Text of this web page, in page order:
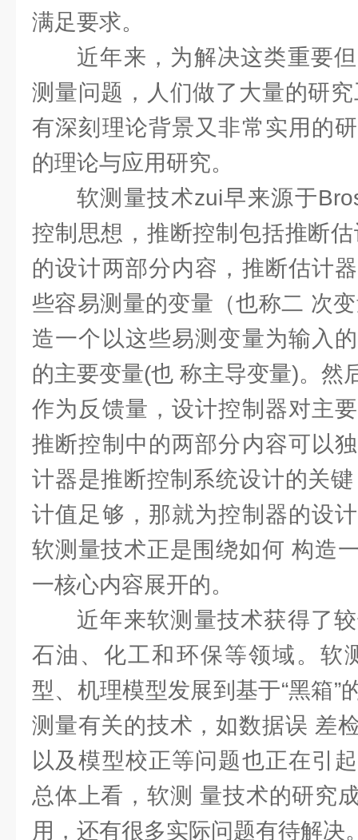
满足要求。
近年来，为解决这类重要
测量问题，人们做了大量的研
有深刻理论背景又非常实用的
的理论与应用研究。
软测量技术zui早来源于
控制思想，推断控制包括推断
的设计两部分内容，推断估计
些容易测量的变量（也称二 次
造一个以这些易测变量为输入
的主要变量(也 称主导变量)。然
作为反馈量，设计控制器对主
推断控制中的两部分内容可以
计器是推断控制系统设计的关
计值足够，那就为控制器的设
软测量技术正是围绕如何 构造
一核心内容展开的。
近年来软测量技术获得了
石油、化工和环保等领域。软
型、机理模型发展到基于“黑箱”
测量有关的技术，如数据误 差
以及模型校正等问题也正在引
总体上看，软测 量技术的研究
用，还有很多实际问题有待解决